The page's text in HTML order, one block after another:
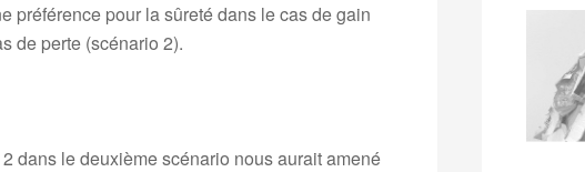
préférence pour la sûreté dans le cas de gain
de perte (scénario 2).
dans le deuxième scénario nous aurait amené